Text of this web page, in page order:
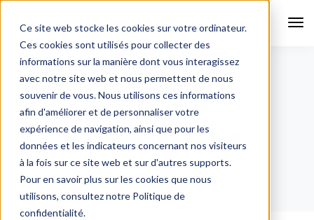
Ce site web stocke les cookies sur votre ordinateur.
Ces cookies sont utilisés pour collecter des
informations sur la manière dont vous interagissez
avec notre site web et nous permettent de nous
souvenir de vous. Nous utilisons ces informations
afin d'améliorer et de personnaliser votre
expérience de navigation, ainsi que pour les
données et les indicateurs concernant nos visiteurs
à la fois sur ce site web et sur d'autres supports.
Pour en savoir plus sur les cookies que nous
utilisons, consultez notre Politique de
confidentialité.
Diversidées Contactez-nous
Contactez-nous